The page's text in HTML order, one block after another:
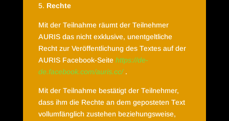
Rechte
Mit der Teilnahme räumt der Teilnehmer
AURIS das nicht exklusive, unentgeltliche
Recht zur Veröffentlichung des Textes auf der
AURIS Facebook-Seite https://de-
de.facebook.com/auris.cc/.
Mit der Teilnahme bestätigt der Teilnehmer,
dass ihm die Rechte an dem geposteten Text
vollumfänglich zustehen beziehungsweise,